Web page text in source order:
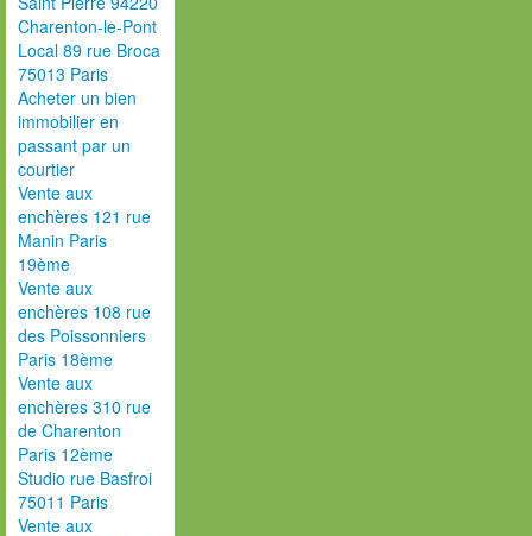
Charenton-le-Pont
Local 89 rue Broca
75013 Paris
Acheter un bien
immobilier en
passant par un
courtier
Vente aux
enchères 121 rue
Manin Paris
19ème
Vente aux
enchères 108 rue
des Poissonniers
Paris 18ème
Vente aux
enchères 310 rue
de Charenton
Paris 12ème
Studio rue Basfroi
75011 Paris
Vente aux